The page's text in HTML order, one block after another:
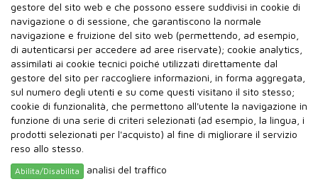
gestore del sito web e che possono essere suddivisi in cookie di
navigazione o di sessione, che garantiscono la normale
navigazione e fruizione del sito web (permettendo, ad esempio,
di autenticarsi per accedere ad aree riservate); cookie analytics,
assimilati ai cookie tecnici poiché utilizzati direttamente dal
gestore del sito per raccogliere informazioni, in forma aggregata,
sul numero degli utenti e su come questi visitano il sito stesso;
cookie di funzionalità, che permettono all'utente la navigazione in
funzione di una serie di criteri selezionati (ad esempio, la lingua, i
prodotti selezionati per l'acquisto) al fine di migliorare il servizio
reso allo stesso.
Abilita/Disabilita analisi del traffico